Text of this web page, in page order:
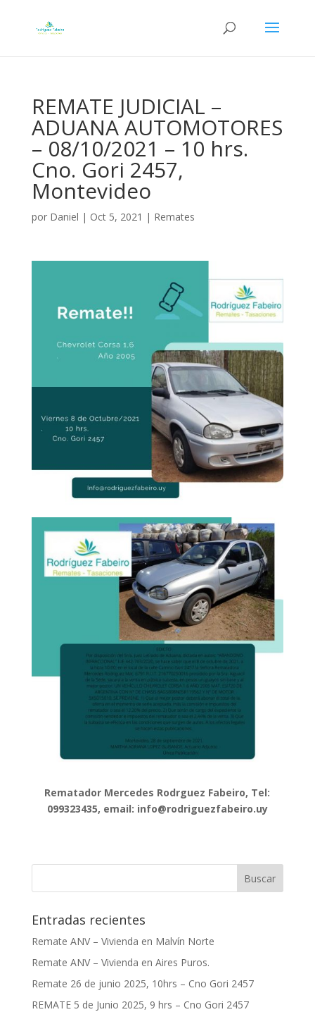
REMATE JUDICIAL –
ADUANA AUTOMOTORES
– 08/10/2021 – 10 hrs.
Cno. Gori 2457,
Montevideo
por Daniel | Oct 5, 2021 | Remates
Rematador Mercedes Rodrguez Fabeiro, Tel:
099323435, email: info@rodriguezfabeiro.uy
Entradas recientes
Remate ANV – Vivienda en Malvín Norte
Remate ANV – Vivienda en Aires Puros.
Remate 26 de junio 2025, 10hrs – Cno Gori 2457
REMATE 5 de Junio 2025, 9 hrs – Cno Gori 2457